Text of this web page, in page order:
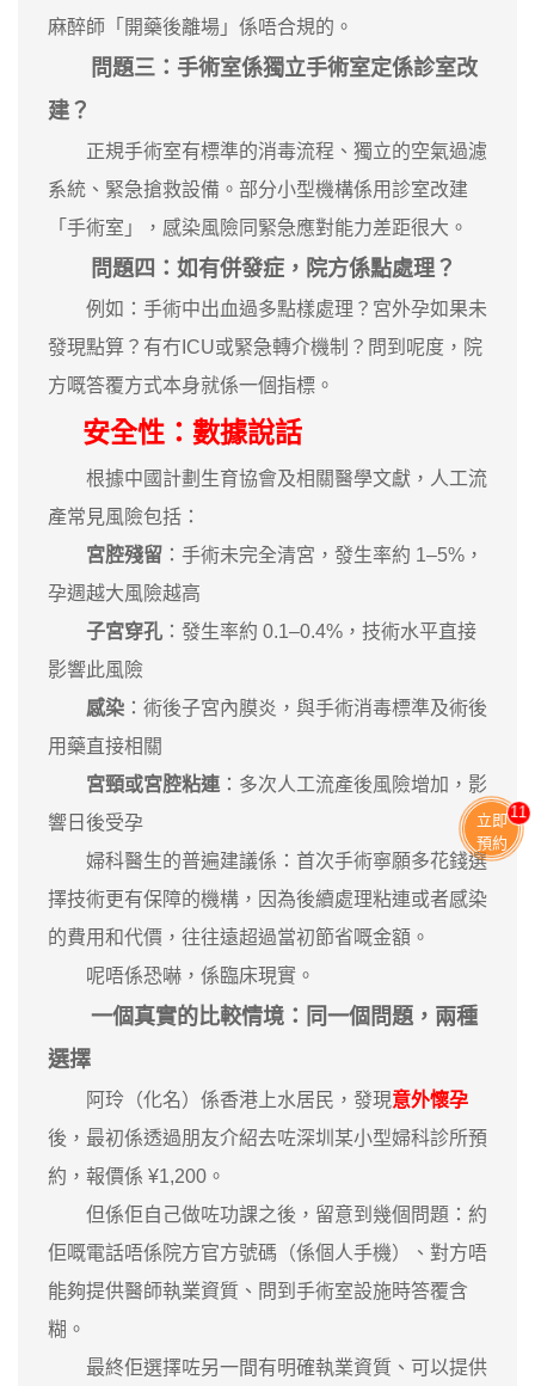
麻醉師「開藥後離場」係唔合規的。
問題三：手術室係獨立手術室定係診室改
建？
正規手術室有標準的消毒流程、獨立的空氣過濾
系統、緊急搶救設備。部分小型機構係用診室改建
「手術室」，感染風險同緊急應對能力差距很大。
問題四：如有併發症，院方係點處理？
例如：手術中出血過多點樣處理？宮外孕如果未
發現點算？有冇ICU或緊急轉介機制？問到呢度，院
方嘅答覆方式本身就係一個指標。
安全性：數據說話
根據中國計劃生育協會及相關醫學文獻，人工流
產常見風險包括：
宮腔殘留 ：手術未完全清宮，發生率約 1–5%，
孕週越大風險越高
子宮穿孔 ：發生率約 0.1–0.4%，技術水平直接
影響此風險
感染 ：術後子宮內膜炎，與手術消毒標準及術後
用藥直接相關
宮頸或宮腔粘連 ：多次人工流產後風險增加，影
響日後受孕
婦科醫生的普遍建議係：首次手術寧願多花錢選
擇技術更有保障的機構，因為後續處理粘連或者感染
的費用和代價，往往遠超過當初節省嘅金額。
呢唔係恐嚇，係臨床現實。
一個真實的比較情境：同一個問題，兩種
選擇
阿玲（化名）係香港上水居民，發現意外懷孕
後，最初係透過朋友介紹去咗深圳某小型婦科診所預
約，報價係 ¥1,200。
但係佢自己做咗功課之後，留意到幾個問題：約
佢嘅電話唔係院方官方號碼（係個人手機）、對方唔
能夠提供醫師執業資質、問到手術室設施時答覆含
糊。
最終佢選擇咗另一間有明確執業資質、可以提供
立即
預約
11